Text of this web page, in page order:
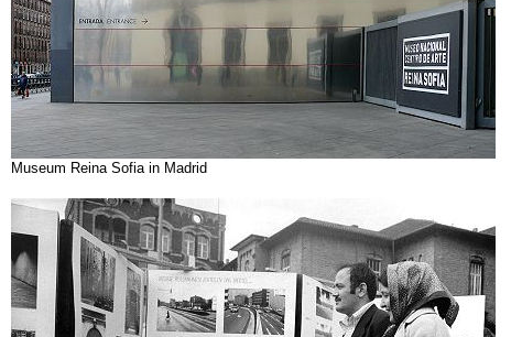
Museum Reina Sofia in Madrid